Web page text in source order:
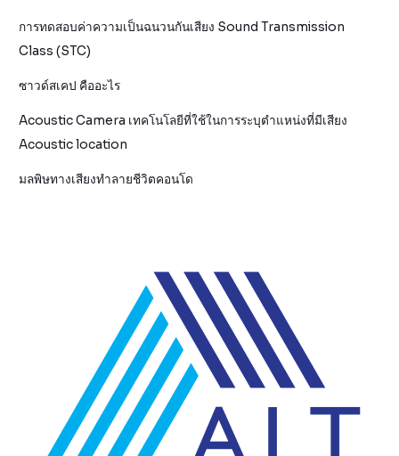
การทดสอบค่าความเป็นฉนวนกันเสียง Sound Transmission
Class (STC)
ซาวด์สเคป คืออะไร
Acoustic Camera เทคโนโลยีที่ใช้ในการระบุตำแหน่งที่มีเสียง
Acoustic location
มลพิษทางเสียงทำลายชีวิตคอนโด